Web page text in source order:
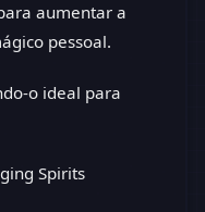
aumentar a
pessoal.
o ideal para
Spirits